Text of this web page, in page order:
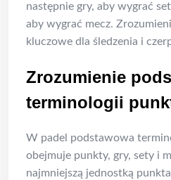
następnie gry, aby wygrać
aby wygrać mecz.
kluczowe dla śledzenia i
Zrozumienie
terminologii
W padel podstawowa
obejmuje punkty, gry, sety i
najmniejszą jednostką